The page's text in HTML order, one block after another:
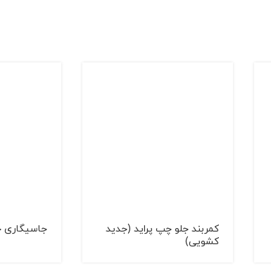
كمربند جلو چپ پراید (جديد
كشویی)
جاسیگاری